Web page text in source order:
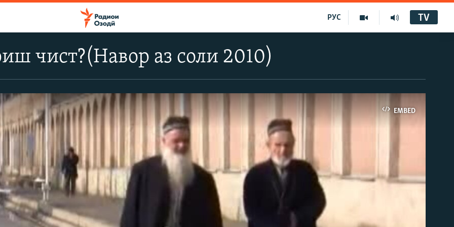
РУС TV
чист?(Навор аз соли 2010)
EMBED